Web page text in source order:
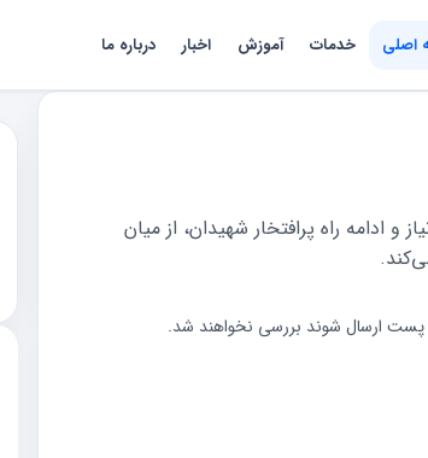
اصلی خدمات آموزش اخبار درباره ما
ادامه راه پرافتخار شهیدان، از میان
پست ارسال شوند بررسی نخواهند شد.